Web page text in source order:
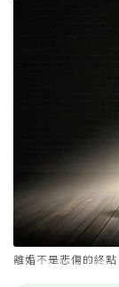
離婚不是悲傷的終